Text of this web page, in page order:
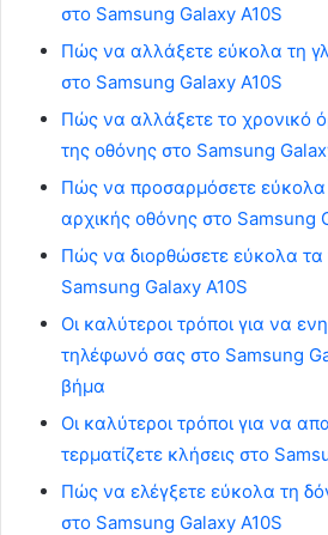
στο Samsung Galaxy A10S
Πώς να αλλάξετε εύκολα τη
στο Samsung Galaxy A10S
Πώς να αλλάξετε το χρονικό
της οθόνης στο Samsung
Πώς να προσαρμόσετε εύκολα
αρχικής οθόνης στο Samsung
Πώς να διορθώσετε εύκολα
Samsung Galaxy A10S
Οι καλύτεροι τρόποι για να
τηλέφωνό σας στο Samsung
βήμα
Οι καλύτεροι τρόποι για να
τερματίζετε κλήσεις στο
Πώς να ελέγξετε εύκολα τη
στο Samsung Galaxy A10S